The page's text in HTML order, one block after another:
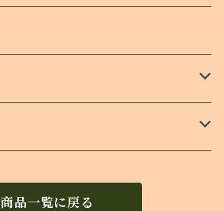
商品一覧に戻る